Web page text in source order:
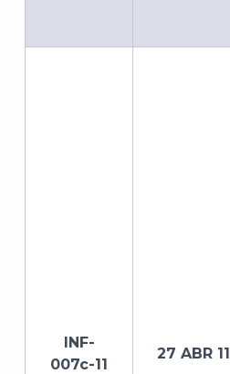
INF-
007c-11
27 ABR 11